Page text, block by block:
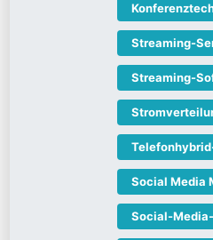
Streaming-
Streaming-
Social Media
Social-